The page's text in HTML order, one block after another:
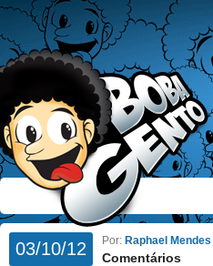
03/10/12 Por: Raphael Mendes
Comentários